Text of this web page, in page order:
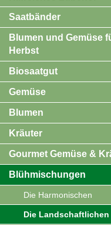
Saatbänder
Blumen und Gemüse
Herbst
Biosaatgut
Gemüse
Blumen
Kräuter
Gourmet Gemüse &
Blühmischungen
Die Harmonischen
Die Landschaftlichen